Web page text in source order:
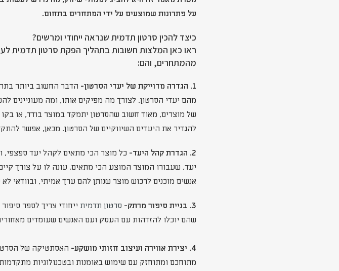
על פתרונות שמוצעים על ידי המתחרים בתחום.
כיצד להכין סרטון תדמית שנראה ייחודי ומרשים?
ראו כאן המלצות חשובות בתהליך הפקת סרטון תדמית
מהמתחרים, והם:
1. הגדרה מדוייקת של יעדי הסרטון-
הדבר החשוב ביותר
מהם יעדי הסרטון. לצורך מה מפיקים אותו, ומה מעוניינים
של מוצרים, מאוד חשוב שהסרטון יתמקד במוצר בודד, או
להגדיר את היעדים השיווקיים של הסרטון. מכאן, אפשר
2. הגדרת קהל היעד-
כל מוצר הכי מתאים לקהל יעד
יעד, שעבורו המוצר המוצע הכי מתאים, עונה לו על צורך
אנשים מוכנים לרכוש מוצר שנותן להם ערך אמיתי, ובוודאי
3. בניית סיפור מרתק- סרטון תדמית ייחודי צריך לספר
שהם יוכלו להזדהות עם העסק ועם האנשים שעומדים
4. יצירת אווירה ועיצוב חזותי מושקע-
האסתטיקה של
מתוחכם ומתוחזק עם שימוש באומנות ובטכנולוגיות